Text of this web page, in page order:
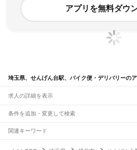
アプリを無料ダウ
埼玉県、せんげん台駅、バイク便・デリバリーの
求人の詳細を表示
条件を追加・変更して検索
市区町村を追加・変更
駅を追加・変更
関連キーワード